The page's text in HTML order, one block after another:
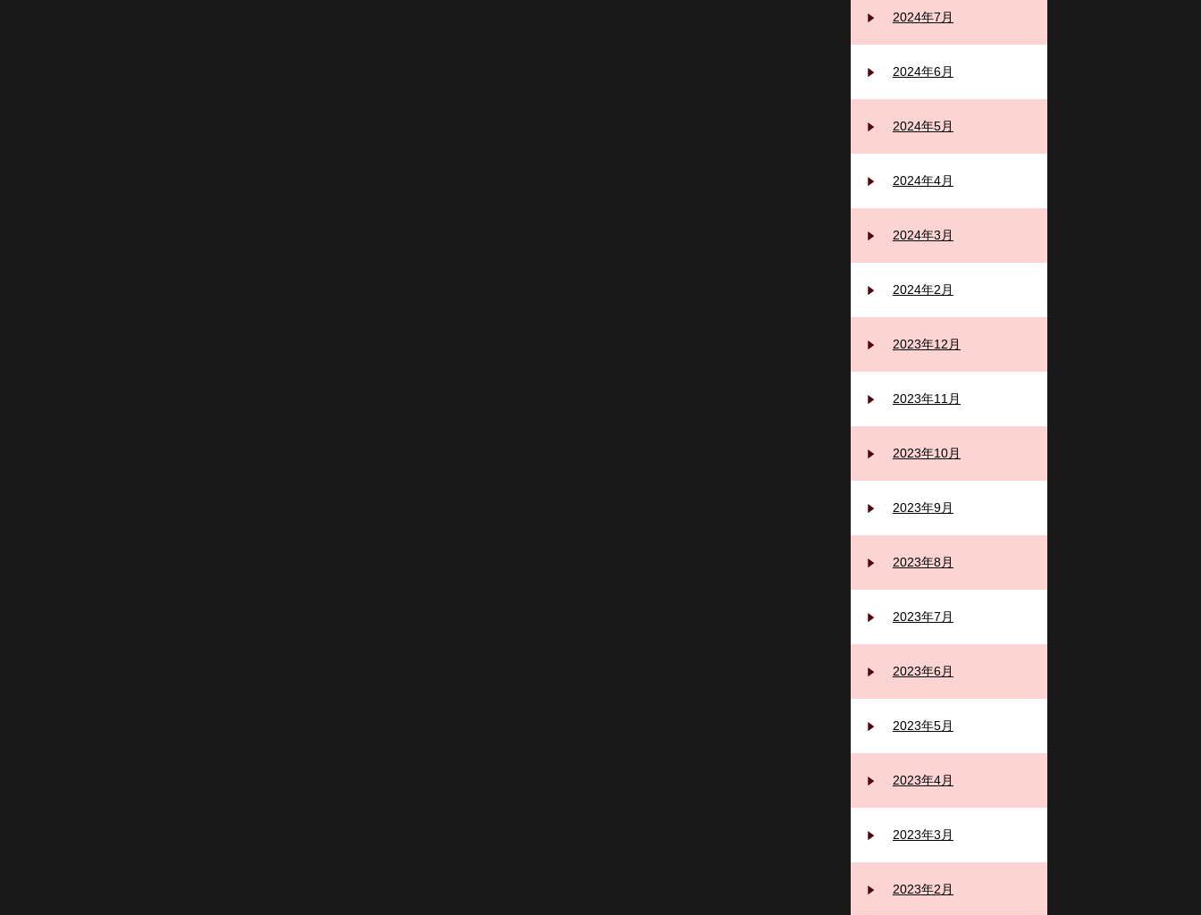
2024年7月
2024年6月
2024年5月
2024年4月
2024年3月
2024年2月
2023年12月
2023年11月
2023年10月
2023年9月
2023年8月
2023年7月
2023年6月
2023年5月
2023年4月
2023年3月
2023年2月